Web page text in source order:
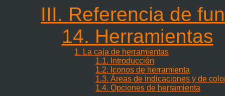
III. Referencia de
14. Herramientas
1. La caja de herramientas
1.1. Introducción
1.2. Iconos de herramienta
1.3. Áreas de indicaciones y de
1.4. Opciones de herramienta